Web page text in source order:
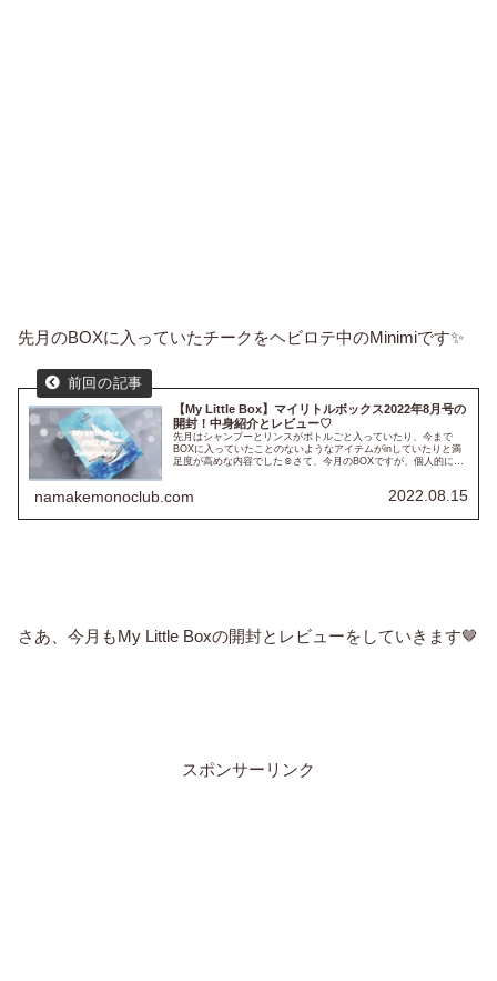
先月のBOXに入っていたチークをヘビロテ中のMinimiです✨
【My Little Box】マイリトルボックス2022年8月号の
開封！中身紹介とレビュー♡
先月はシャンプーとリンスがボトルごと入っていたり、今まで
BOXに入っていたことのないようなアイテムがinしていたりと満
足度が高めな内容でした☺さて、今月のBOXですが、個人的には
namakemonoclub.com 2022.08.15
さあ、今月もMy Little Boxの開封とレビューをしていきます🤎
スポンサーリンク